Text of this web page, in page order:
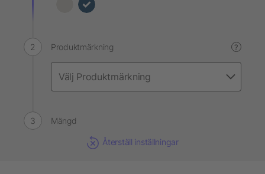
Produktmärkning ?
Mängd
Återställ inställningar